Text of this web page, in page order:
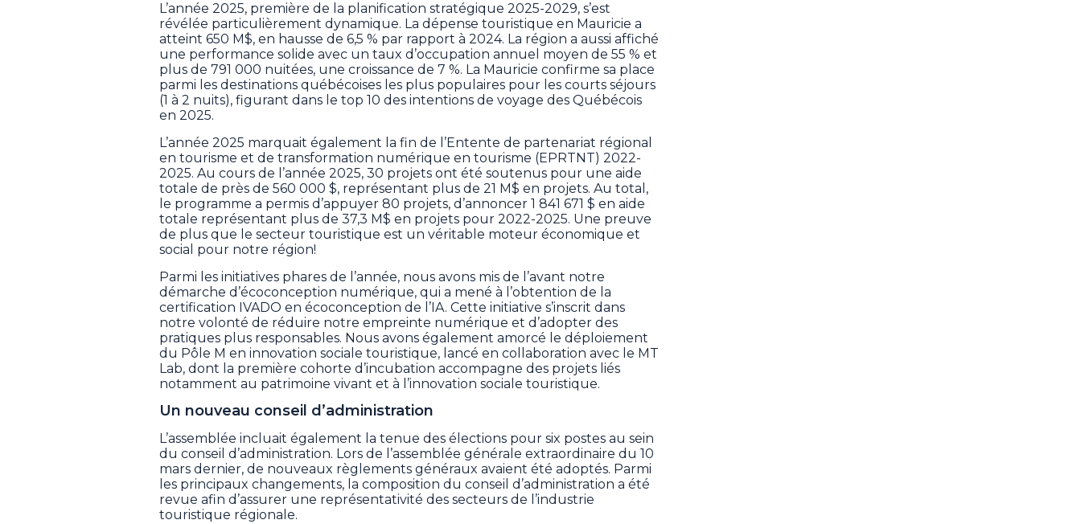
L’année 2025, première de la planification stratégique 2025-2029, s’est
révélée particulièrement dynamique. La dépense touristique en Mauricie a
atteint 650 M$, en hausse de 6,5 % par rapport à 2024. La région a aussi affiché
une performance solide avec un taux d’occupation annuel moyen de 55 % et
plus de 791 000 nuitées, une croissance de 7 %. La Mauricie confirme sa place
parmi les destinations québécoises les plus populaires pour les courts séjours
(1 à 2 nuits), figurant dans le top 10 des intentions de voyage des Québécois
en 2025.
L’année 2025 marquait également la fin de l’Entente de partenariat régional
en tourisme et de transformation numérique en tourisme (EPRTNT) 2022-
2025. Au cours de l’année 2025, 30 projets ont été soutenus pour une aide
totale de près de 560 000 $, représentant plus de 21 M$ en projets. Au total,
le programme a permis d’appuyer 80 projets, d’annoncer 1 841 671 $ en aide
totale représentant plus de 37,3 M$ en projets pour 2022-2025. Une preuve
de plus que le secteur touristique est un véritable moteur économique et
social pour notre région!
Parmi les initiatives phares de l’année, nous avons mis de l’avant notre
démarche d’écoconception numérique, qui a mené à l’obtention de la
certification IVADO en écoconception de l’IA. Cette initiative s’inscrit dans
notre volonté de réduire notre empreinte numérique et d’adopter des
pratiques plus responsables. Nous avons également amorcé le déploiement
du Pôle M en innovation sociale touristique, lancé en collaboration avec le MT
Lab, dont la première cohorte d’incubation accompagne des projets liés
notamment au patrimoine vivant et à l’innovation sociale touristique.
Un nouveau conseil d’administration
L’assemblée incluait également la tenue des élections pour six postes au sein
du conseil d’administration. Lors de l’assemblée générale extraordinaire du 10
mars dernier, de nouveaux règlements généraux avaient été adoptés. Parmi
les principaux changements, la composition du conseil d’administration a été
revue afin d’assurer une représentativité des secteurs de l’industrie
touristique régionale.